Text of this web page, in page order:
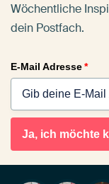
Wöchentliche
dein Postfach.
E-Mail Adresse*
Ja, ich möchte